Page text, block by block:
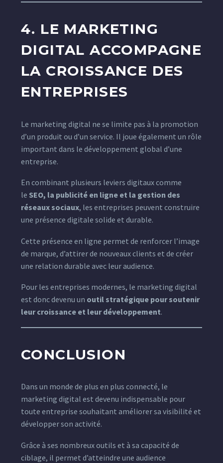
4. LE MARKETING
DIGITAL ACCOMPAGNE
LA CROISSANCE DES
ENTREPRISES
Le marketing digital ne se limite pas à la promotion
d’un produit ou d’un service. Il joue également un rôle
important dans le développement global d’une
entreprise.
En combinant plusieurs leviers digitaux comme
le SEO, la publicité en ligne et la gestion des
réseaux sociaux, les entreprises peuvent construire
une présence digitale solide et durable.
Cette présence en ligne permet de renforcer l’image
de marque, d’attirer de nouveaux clients et de créer
une relation durable avec leur audience.
Pour les entreprises modernes, le marketing digital
est donc devenu un outil stratégique pour soutenir
leur croissance et leur développement.
CONCLUSION
Dans un monde de plus en plus connecté, le
marketing digital est devenu indispensable pour
toute entreprise souhaitant améliorer sa visibilité et
développer son activité.
Grâce à ses nombreux outils et à sa capacité de
ciblage, il permet d’atteindre une audience